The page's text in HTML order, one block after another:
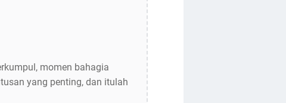
momen bahagia
yang penting, dan itulah